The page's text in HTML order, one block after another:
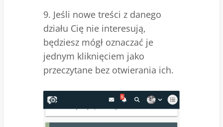
9. Jeśli nowe treści z danego
działu Cię nie interesują,
będziesz mógł oznaczać je
jednym kliknięciem jako
przeczytane bez otwierania ich.